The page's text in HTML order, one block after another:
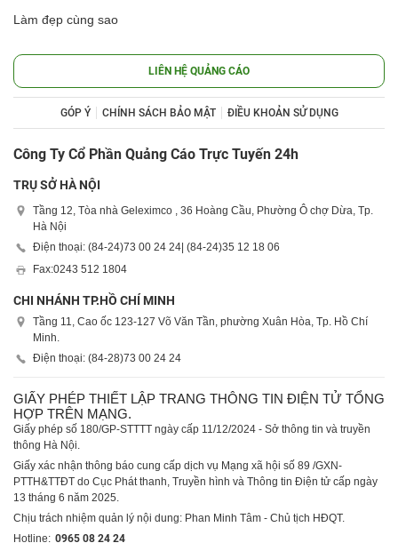
Làm đẹp cùng sao
LIÊN HỆ QUẢNG CÁO
GÓP Ý CHÍNH SÁCH BẢO MẬT ĐIỀU KHOẢN SỬ DỤNG
Công Ty Cổ Phần Quảng Cáo Trực Tuyến 24h
TRỤ SỞ HÀ NỘI
Tầng 12, Tòa nhà Geleximco , 36 Hoàng Cầu, Phường Ô chợ Dừa, Tp.
Hà Nội
Điện thoại: (84-24)73 00 24 24 | (84-24)35 12 18 06
Fax:0243 512 1804
CHI NHÁNH TP.HỒ CHÍ MINH
Tầng 11, Cao ốc 123-127 Võ Văn Tần, phường Xuân Hòa, Tp. Hồ Chí
Minh.
Điện thoại: (84-28)73 00 24 24
GIẤY PHÉP THIẾT LẬP TRANG THÔNG TIN ĐIỆN TỬ TỔNG
HỢP TRÊN MẠNG.
Giấy phép số 180/GP-STTTT ngày cấp 11/12/2024 - Sở thông tin và truyền
thông Hà Nội.
Giấy xác nhận thông báo cung cấp dịch vụ Mạng xã hội số 89 /GXN-
PTTH&TTĐT do Cục Phát thanh, Truyền hình và Thông tin Điện tử cấp ngày
13 tháng 6 năm 2025.
Chịu trách nhiệm quản lý nội dung: Phan Minh Tâm - Chủ tịch HĐQT.
Hotline: 0965 08 24 24